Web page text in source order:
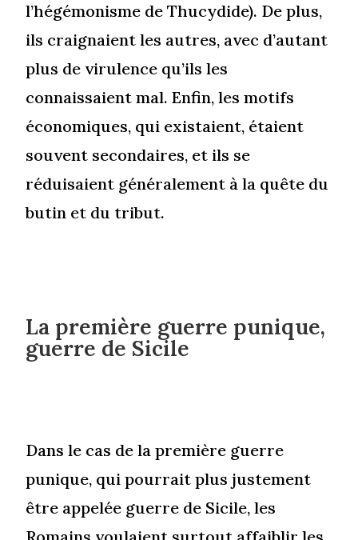
l’hégémonisme de Thucydide). De plus,
ils craignaient les autres, avec d’autant
plus de virulence qu’ils les
connaissaient mal. Enfin, les motifs
économiques, qui existaient, étaient
souvent secondaires, et ils se
réduisaient généralement à la quête du
butin et du tribut.
La première guerre punique,
guerre de Sicile
Dans le cas de la première guerre
punique, qui pourrait plus justement
être appelée guerre de Sicile, les